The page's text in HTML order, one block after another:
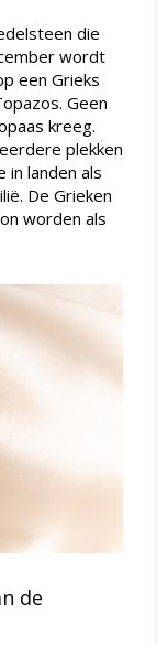
die
wordt
een Grieks
Geen
kreeg.
plekken
in landen als
De Grieken
worden als
de